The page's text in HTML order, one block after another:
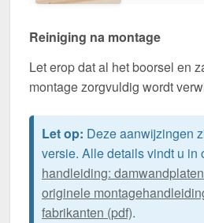
Reiniging na montage
Let erop dat al het boorsel en
montage zorgvuldig wordt
Let op: Deze aanwijzingen
versie. Alle details vindt u in
handleiding:
originele
fabrikanten (pdf).